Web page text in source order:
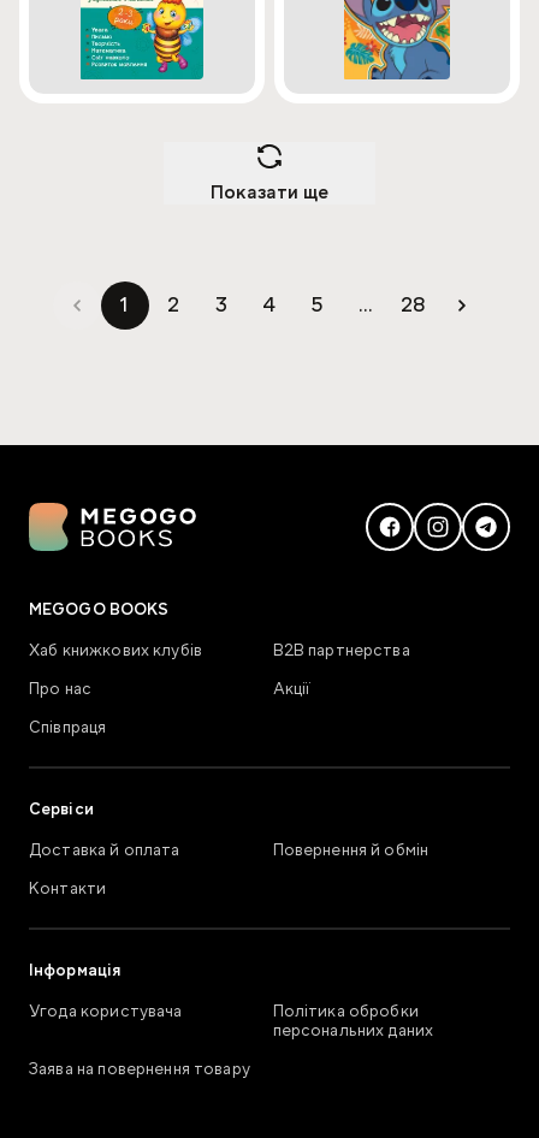
Показати ще
1 2 3 4 5 ... 28
MEGOGO BOOKS
Хаб книжкових клубів
В2В партнерства
Про нас
Акції
Співпраця
Сервіси
Доставка й оплата
Повернення й обмін
Контакти
Інформація
Угода користувача
Політика обробки
персональних даних
Заява на повернення товару